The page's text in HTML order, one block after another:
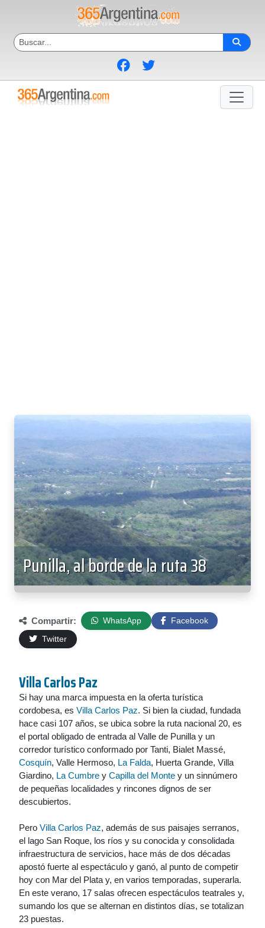
Punilla, al borde de la ruta 38
Compartir: WhatsApp
Facebook
Twitter
Villa Carlos Paz
Si hay una marca impuesta en la oferta turística
cordobesa, es Villa Carlos Paz. Si bien la ciudad, fundada
hace casi 107 años, se ubica sobre la ruta nacional 20, es
el portal obligado de entrada al Valle de Punilla y un
corredor turístico conformado por Tanti, Bialet Massé,
Cosquín, Valle Hermoso, La Falda, Huerta Grande, Villa
Giardino, La Cumbre y Capilla del Monte y un sinnúmero
de pequeñas localidades y rincones dignos de ser
descubiertos.
Pero Villa Carlos Paz, además de sus paisajes serranos,
el lago San Roque, los ríos y su conocida y consolidada
infraestructura de servicios, hace más de dos décadas
apostó fuerte al espectáculo y ganó, al punto de competir
hoy con Mar del Plata y, en varios temporadas, superarla.
En este verano, 17 salas ofrecen espectáculos teatrales y,
sumando los que se alternan en distintos días, se totalizan
23 puestas.